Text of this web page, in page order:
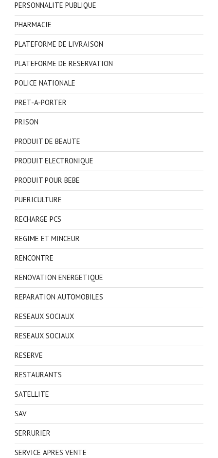
PERSONNALITE PUBLIQUE
PHARMACIE
PLATEFORME DE LIVRAISON
PLATEFORME DE RESERVATION
POLICE NATIONALE
PRET-A-PORTER
PRISON
PRODUIT DE BEAUTE
PRODUIT ELECTRONIQUE
PRODUIT POUR BEBE
PUERICULTURE
RECHARGE PCS
REGIME ET MINCEUR
RENCONTRE
RENOVATION ENERGETIQUE
REPARATION AUTOMOBILES
RESEAUX SOCIAUX
RESEAUX SOCIAUX
RESERVE
RESTAURANTS
SATELLITE
SAV
SERRURIER
SERVICE APRES VENTE